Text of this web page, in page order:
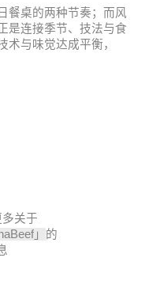
餐桌的两种节奏；而风
是连接季节、技法与食
术与味觉达成平衡，
关于
」 的